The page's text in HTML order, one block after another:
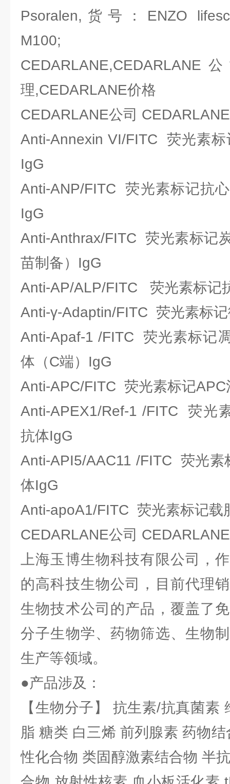
Psoralen,货号：ENZO
M100;
CEDARLANE,CEDARLANE
理,CEDARLANE价格
CEDARLANE公司
Anti-Annexin VI/FITC 荧光素
IgG
Anti-ANP/FITC 荧光素标记抗
IgG
Anti-Anthrax/FITC 荧光素标记
苗制备）IgG
Anti-AP/ALP/FITC 荧光素标记
Anti-γ-Adaptin/FITC 荧光素标
Anti-Apaf-1 /FITC 荧光素标记
体（C端）IgG
Anti-APC/FITC 荧光素标记APC
Anti-APEX1/Ref-1 /FITC 荧光
抗体IgG
Anti-API5/AAC11 /FITC 荧光素
体IgG
Anti-apoA1/FITC 荧光素标记载
CEDARLANE公司
上海玉博生物科技有限公司，
的高科技生物公司，目前代理
生物技术公司的产品，覆盖了
分子生物学、药物筛选、生物
生产等领域。
●产品涉及：
【生物分子】 抗生素/抗真菌素
脂 糖类 白三烯 前列腺素 药物
性化合物 类固醇激素结合物 半